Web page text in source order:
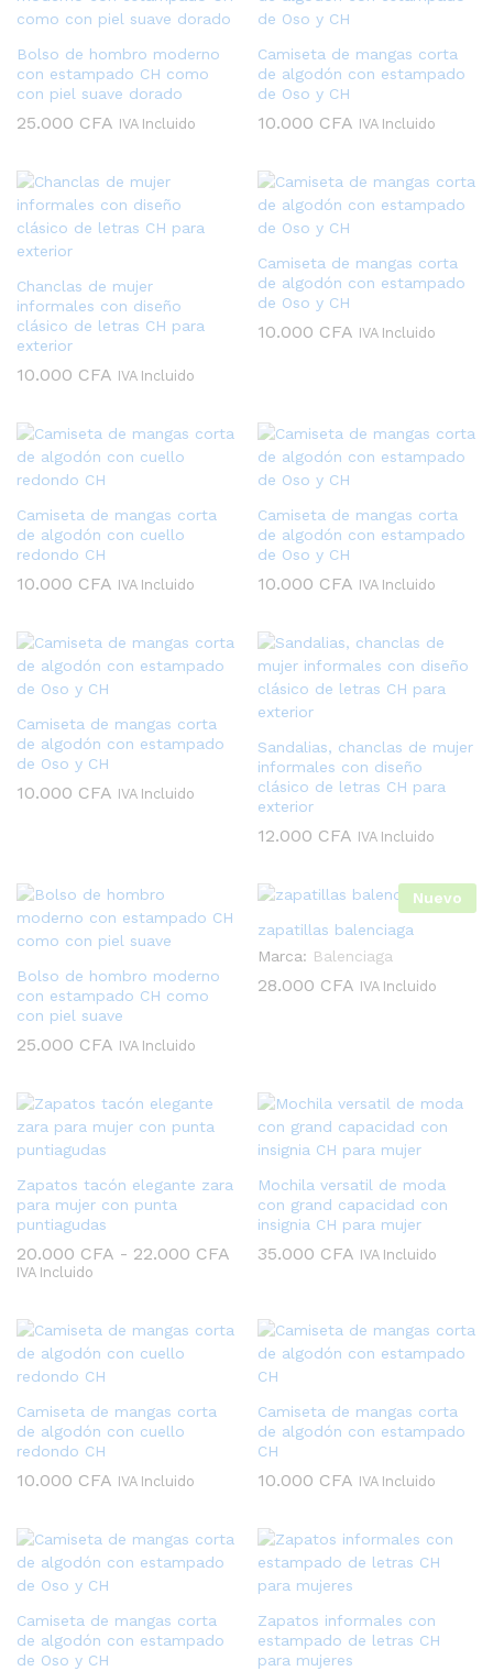
Bolso de hombro moderno
con estampado CH como
con piel suave dorado
25.000 CFA IVA Incluido
Camiseta de mangas corta
de algodón con estampado
de Oso y CH
10.000 CFA IVA Incluido
Chanclas de mujer
informales con diseño
clásico de letras CH para
exterior
10.000 CFA IVA Incluido
Camiseta de mangas corta
de algodón con estampado
de Oso y CH
10.000 CFA IVA Incluido
Camiseta de mangas corta
de algodón con cuello
redondo CH
10.000 CFA IVA Incluido
Camiseta de mangas corta
de algodón con estampado
de Oso y CH
10.000 CFA IVA Incluido
Camiseta de mangas corta
de algodón con estampado
de Oso y CH
10.000 CFA IVA Incluido
Sandalias, chanclas de mujer
informales con diseño
clásico de letras CH para
exterior
12.000 CFA IVA Incluido
Bolso de hombro moderno
con estampado CH como
con piel suave
25.000 CFA IVA Incluido
Nuevo
zapatillas balenciaga
Marca: Balenciaga
28.000 CFA IVA Incluido
Zapatos tacón elegante zara
para mujer con punta
puntiagudas
20.000 CFA - 22.000 CFA Rango
20.000 CFA
hasta
22.000 CFA
IVA Incluido
Mochila versatil de moda
con grand capacidad con
insignia CH para mujer
35.000 CFA IVA Incluido
Camiseta de mangas corta
de algodón con cuello
redondo CH
10.000 CFA IVA Incluido
Camiseta de mangas corta
de algodón con estampado
CH
10.000 CFA IVA Incluido
Camiseta de mangas corta
de algodón con estampado
de Oso y CH
Zapatos informales con
estampado de letras CH
para mujeres